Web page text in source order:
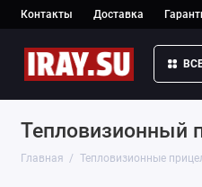
Контакты Доставка
Тепловизионный
Главная Тепловизионные